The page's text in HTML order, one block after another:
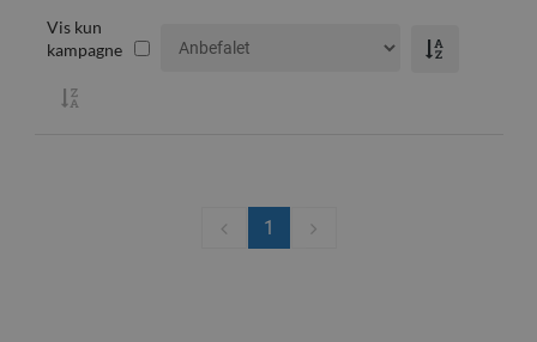
Vis kun
kampagne
1